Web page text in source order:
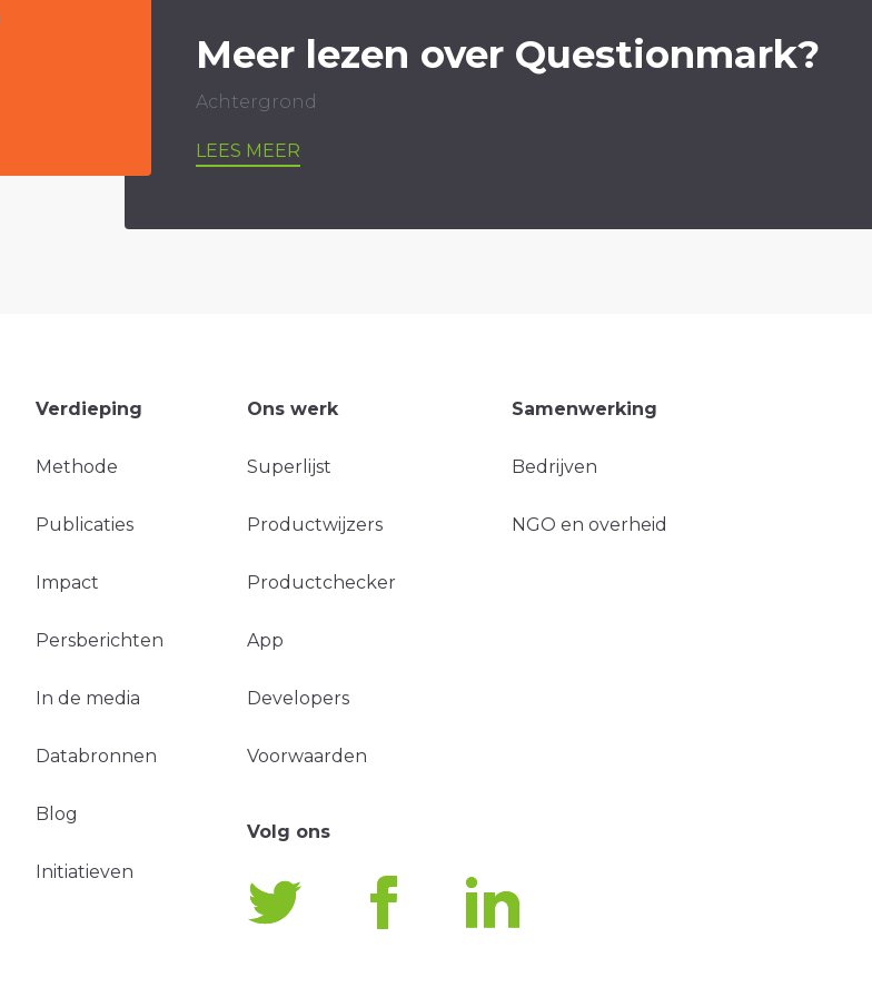
Meer lezen over Questionmark?
Achtergrond
LEES MEER
Verdieping
Methode
Publicaties
Impact
Persberichten
In de media
Databronnen
Blog
Initiatieven
Ons werk
Superlijst
Productwijzers
Productchecker
App
Developers
Voorwaarden
Samenwerking
Bedrijven
NGO en overheid
Volg ons